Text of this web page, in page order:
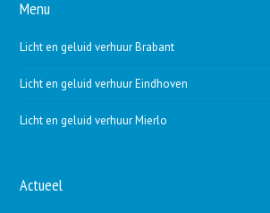
Menu
Licht en geluid verhuur Brabant
Licht en geluid verhuur Eindhoven
Licht en geluid verhuur Mierlo
Actueel